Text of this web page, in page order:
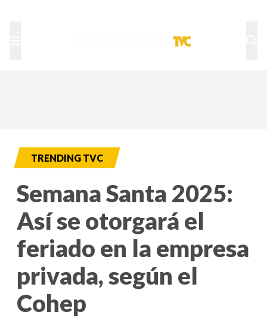
TRENDING TVC
Semana Santa 2025:
Así se otorgará el
feriado en la empresa
privada, según el
Cohep